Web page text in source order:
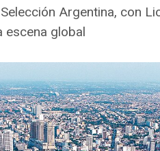
Argentina, con
escena global